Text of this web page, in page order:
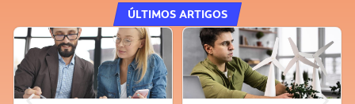
ÚLTIMOS ARTIGOS